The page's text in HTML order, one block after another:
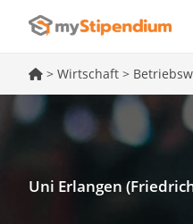
> Wirtschaft >
Uni Erlangen